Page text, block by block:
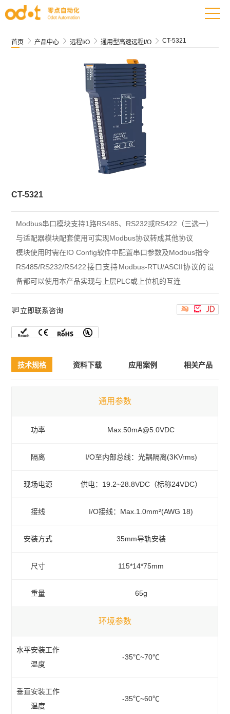
首页  产品中心  远程I/O  通用型高速远程I/O  CT-5321
CT-5321
Modbus串口模块支持1路RS485、RS232或RS422（三选一）
与适配器模块配套使用可实现Modbus协议转成其他协议
模块使用时需在IO Config软件中配置串口参数及Modbus指令
RS485/RS232/RS422接口支持Modbus-RTU/ASCII协议的设
备都可以使用本产品实现与上层PLC或上位机的互连
立即联系咨询   
技术规格 资料下载 应用案例 相关产品
通用参数
功率 Max.50mA@5.0VDC
隔离 I/O至内部总线：光耦隔离(3KVrms)
现场电源 供电：19.2~28.8VDC（标称24VDC）
接线 I/O接线：Max.1.0mm²(AWG 18)
安装方式 35mm导轨安装
尺寸 115*14*75mm
重量 65g
环境参数
水平安装工作
温度
-35℃~70℃
垂直安装工作
温度
-35℃~60℃